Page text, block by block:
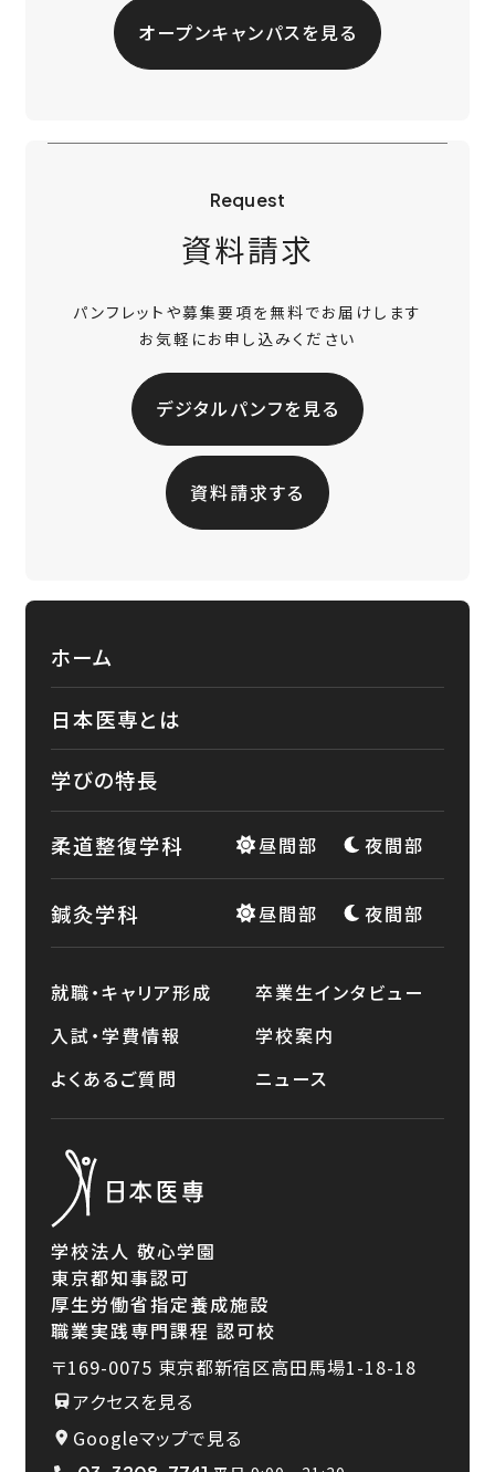
オープンキャンパスを見る
Request
資料請求
パンフレットや募集要項を無料でお届けします
お気軽にお申し込みください
デジタルパンフを見る
資料請求する
学校法人 敬心学園
東京都知事認可
厚生労働省指定養成施設
職業実践専門課程 認可校
〒169-0075 東京都新宿区高田馬場1-18-18
アクセスを見る
Googleマップで見る
ホーム
日本医専とは
学びの特長
柔道整復学科 昼間部 夜間部
鍼灸学科 昼間部 夜間部
就職・キャリア形成
卒業生インタビュー
入試・学費情報
学校案内
よくあるご質問
ニュース